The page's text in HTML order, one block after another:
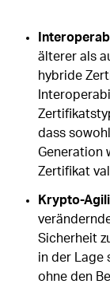
älterer als
hybride
dass
Generation
Zertifikat
Krypto-
Sicherheit
in der Lage
ohne den